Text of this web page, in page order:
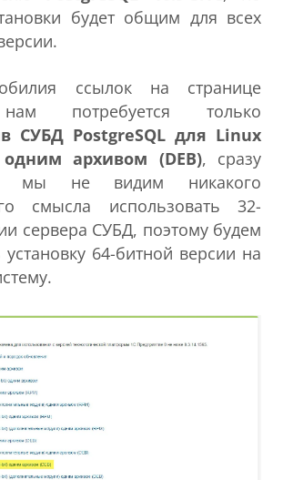
будет общим для всех
ссылок на странице
потребуется только
СУБД PostgreSQL для Linux
архивом (DEB), сразу
мы не видим никакого
смысла использовать 32-
сервера СУБД, поэтому будем
64-битной версии на